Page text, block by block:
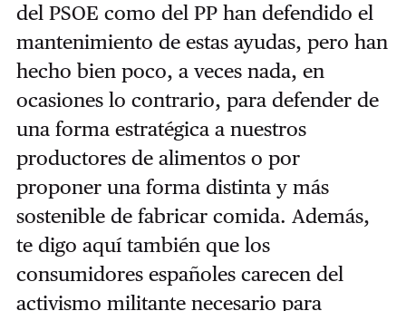
del PSOE como del PP han defendido el
mantenimiento de estas ayudas, pero han
hecho bien poco, a veces nada, en
ocasiones lo contrario, para defender de
una forma estratégica a nuestros
productores de alimentos o por
proponer una forma distinta y más
sostenible de fabricar comida. Además,
te digo aquí también que los
consumidores españoles carecen del
activismo militante necesario para